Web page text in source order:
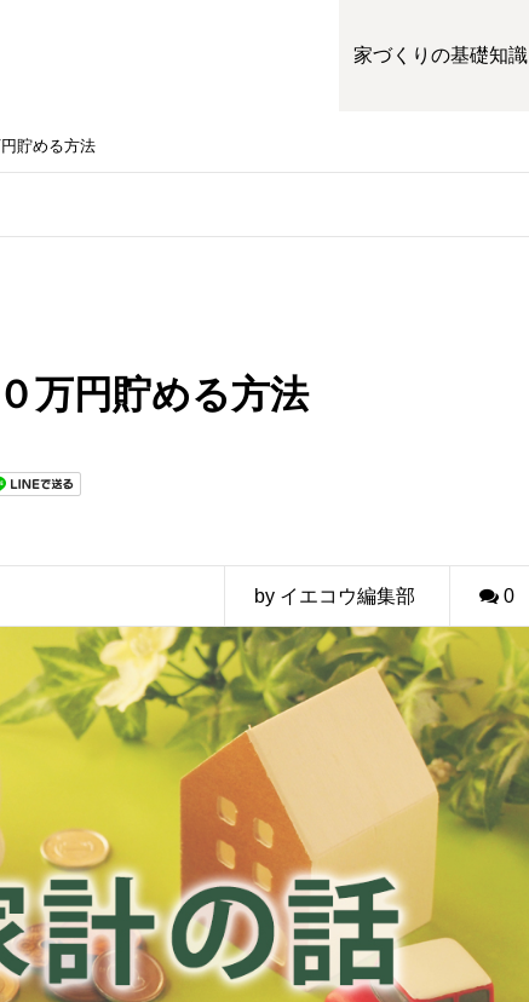
家づくりの基礎知識
貯める方法
万円貯める方法
by イエコウ編集部 0